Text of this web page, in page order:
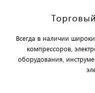
Всегда в наличии
компрессоров,
оборудования,